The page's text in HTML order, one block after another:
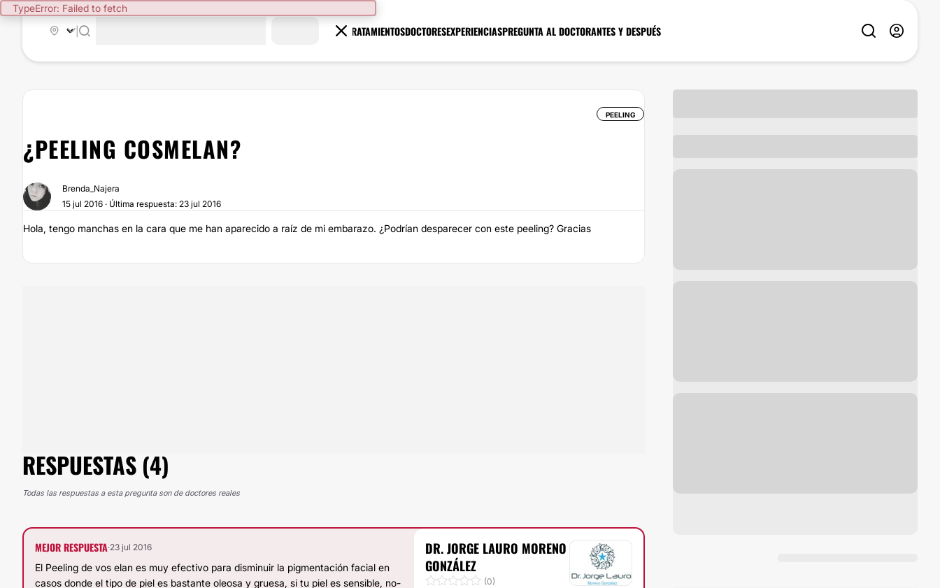
TypeError: Failed to fetch
TRATAMIENTOSDOCTORESEXPERIENCIASPREGUNTA AL DOCTORANTES Y DESPUÉS
PEELING
¿PEELING COSMELAN?
Brenda_Najera
15 jul 2016 · Última respuesta: 23 jul 2016
Hola, tengo manchas en la cara que me han aparecido a raíz de mi embarazo. ¿Podrían desparecer con este peeling? Gracias
RESPUESTAS (4)
Todas las respuestas a esta pregunta son de doctores reales
MEJOR RESPUESTA·23 jul 2016
El Peeling de vos elan es muy efectivo para disminuir la pigmentación facial en
casos donde el tipo de piel es bastante oleosa y gruesa, si tu piel es sensible, no-
DR. JORGE LAURO MORENO
GONZÁLEZ
(0)